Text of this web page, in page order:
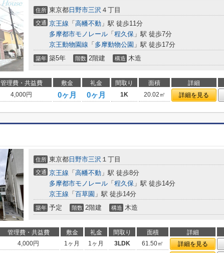
住所 東京都 日野市三沢 ４丁目
交通 京王線 「 高幡不動 」駅 徒歩11分
多摩都市モノレール 「 程久保 」駅 徒歩7分
京王動物園線 「 多摩動物公園 」駅 徒歩17分
築年 築5年 階数 2階建 構造 木造
管理費・共益費 敷金 礼金 間取り 面積 詳細
4,000円 0ヶ月 0ヶ月 1K 20.02㎡ 詳細を見る
住所 東京都 日野市三沢 １丁目
交通 京王線 「 高幡不動 」駅 徒歩8分
多摩都市モノレール 「 程久保 」駅 徒歩14分
京王線 「 百草園 」駅 徒歩14分
築年 予定 階数 2階建 構造 木造
管理費・共益費 敷金 礼金 間取り 面積 詳細
4,000円 1ヶ月 1ヶ月 3LDK 61.50㎡ 詳細を見る